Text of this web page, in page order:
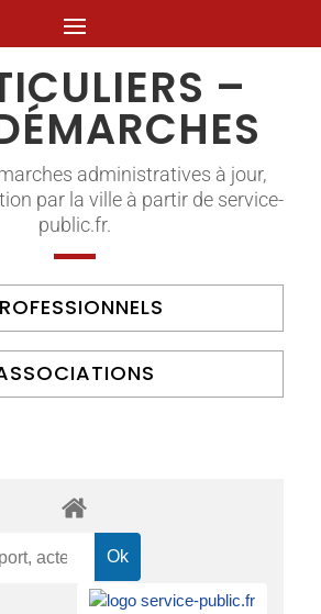
–
administratives à jour,
par la ville à partir de service-
public.fr.